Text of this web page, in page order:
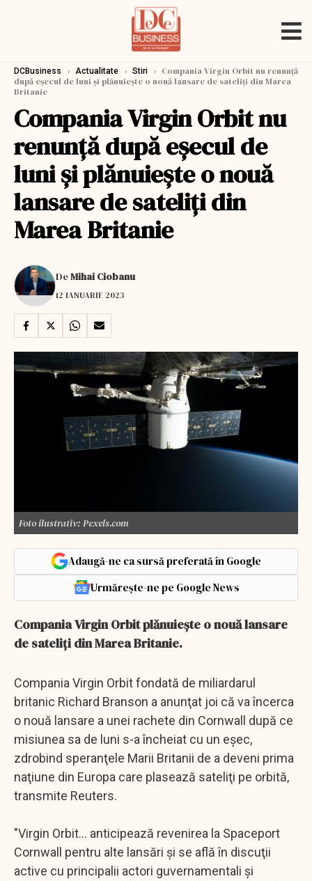
DCBusiness › Actualitate › Stiri › Compania Virgin Orbit nu renunţă
după eşecul de luni şi plănuieşte o nouă lansare de sateliţi din Marea
Britanie
Compania Virgin Orbit nu
renunţă după eşecul de
luni şi plănuieşte o nouă
lansare de sateliţi din
Marea Britanie
DeMihai Ciobanu
12 IANUARIE 2023
Foto ilustrativ: Pexels.com
Adaugă-ne ca sursă preferată în Google
Urmărește-ne pe Google News
Compania Virgin Orbit plănuieşte o nouă lansare
de sateliţi din Marea Britanie.
Compania Virgin Orbit fondată de miliardarul
britanic Richard Branson a anunţat joi că va încerca
o nouă lansare a unei rachete din Cornwall după ce
misiunea sa de luni s-a încheiat cu un eşec,
zdrobind speranţele Marii Britanii de a deveni prima
naţiune din Europa care plasează sateliţi pe orbită,
transmite Reuters.
"Virgin Orbit... anticipează revenirea la Spaceport
Cornwall pentru alte lansări şi se află în discuţii
active cu principalii actori guvernamentali şi